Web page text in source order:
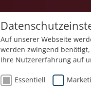
Über uns
Auf unserer Webseite
werden zwingend
Ihre Nutzererfahrung auf
Essentiell